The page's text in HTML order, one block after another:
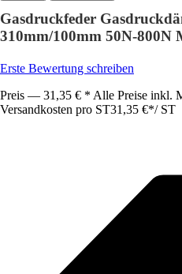
Gasdruckfeder
310mm/100mm 50N-800N
Erste Bewertung schreiben
Preis — 31,35 € * Alle Preise inkl.
Versandkosten pro ST31,35 €*/ ST